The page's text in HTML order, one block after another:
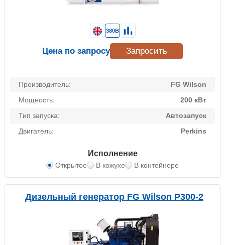
Производитель:
FG Wilson
Мощность:
200 кВт
Тип запуска:
Автозапуск
Двигатель:
Perkins
Исполнение
Открытое В кожухе В контейнере
380В
Цена по запросу Запросить
Дизельный генератор FG Wilson P300-2